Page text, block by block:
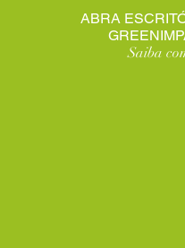
ABRA
Saiba